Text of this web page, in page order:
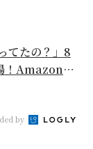
てたの？」8
！Amazonの
by